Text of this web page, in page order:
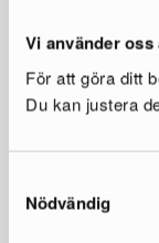
Vi använder oss
För att göra ditt
Du kan justera
Nödvändig
med fotpall
1 100 € 2 500 €